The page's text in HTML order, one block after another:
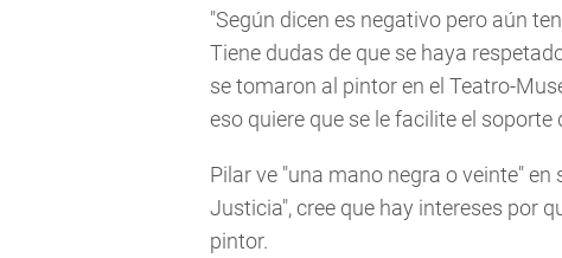
"Según dicen es negativo pero aún
Tiene dudas de que se haya
se tomaron al pintor en el Teatro-
eso quiere que se le facilite el
Pilar ve "una mano negra o veinte"
Justicia", cree que hay intereses por
pintor.